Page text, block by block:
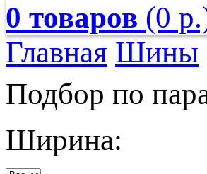
0 товаров (0
Главная Шины
Подбор по
Ширина: